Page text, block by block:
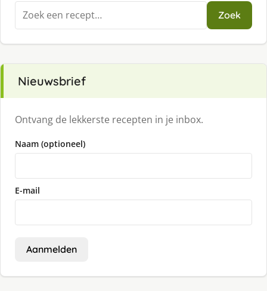
Zoeken
naar:
Zoek
Nieuwsbrief
Ontvang de lekkerste recepten in je inbox.
Naam (optioneel)
E-mail
Aanmelden